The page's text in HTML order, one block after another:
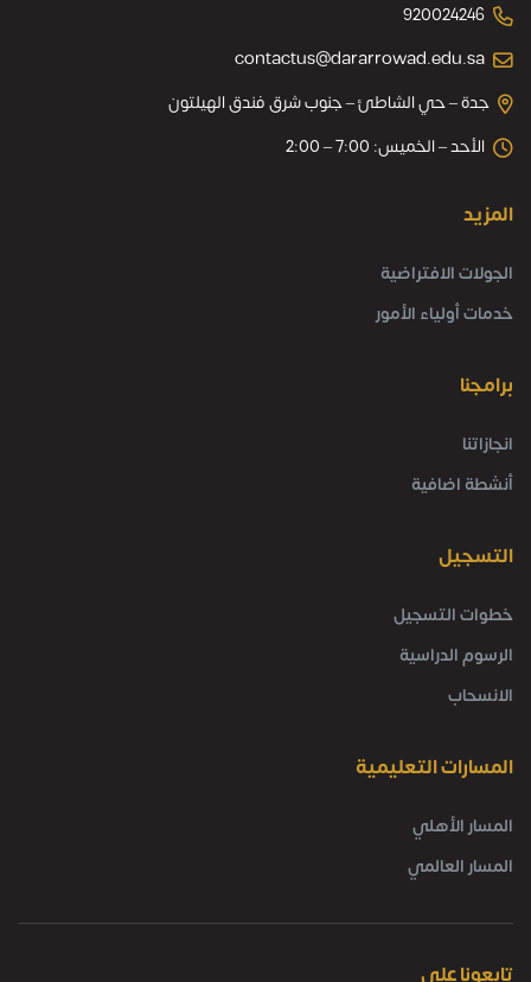
920024246
contactus@dararrowad.edu.sa
جدة – حي الشاطئ – جنوب شرق فندق الهيلتون
الأحد – الخميس: 7:00 – 2:00
المزيد
الجولات الافتراضية
خدمات أولياء الأمور
برامجنا
انجازاتنا
أنشطة اضافية
التسجيل
خطوات التسجيل
الرسوم الدراسية
الانسحاب
المسارات التعليمية
المسار الأهلي
المسار العالمي
تابعونا على